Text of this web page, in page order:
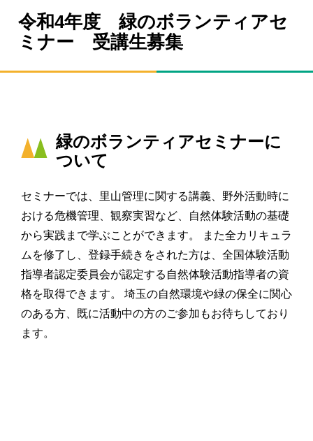
令和4年度 緑のボランティアセ
ミナー 受講生募集
緑のボランティアセミナーに
ついて
セミナーでは、里山管理に関する講義、野外活動時に
おける危機管理、観察実習など、自然体験活動の基礎
から実践まで学ぶことができます。 また全カリキュラ
ムを修了し、登録手続きをされた方は、全国体験活動
指導者認定委員会が認定する自然体験活動指導者の資
格を取得できます。 埼玉の自然環境や緑の保全に関心
のある方、既に活動中の方のご参加もお待ちしており
ます。